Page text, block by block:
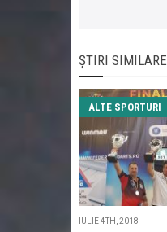
ȘTIRI SIMILARE
ALTE SPORTURI
IULIE 4TH, 2018